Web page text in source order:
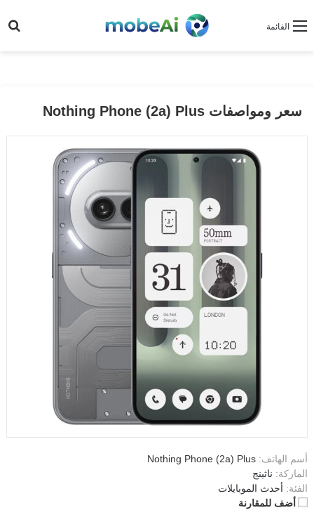
القائمة
سعر ومواصفات Nothing Phone (2a) Plus
أسم الهاتف: Nothing Phone (2a) Plus
الماركة: ناثينج
الفئة: أحدث الموبايلات
أضف للمقارنة